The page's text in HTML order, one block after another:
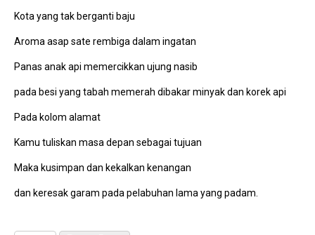
Kota yang tak berganti baju
Aroma asap sate rembiga dalam ingatan
Panas anak api memercikkan ujung nasib
pada besi yang tabah memerah dibakar minyak dan korek api
Pada kolom alamat
Kamu tuliskan masa depan sebagai tujuan
Maka kusimpan dan kekalkan kenangan
dan keresak garam pada pelabuhan lama yang padam.